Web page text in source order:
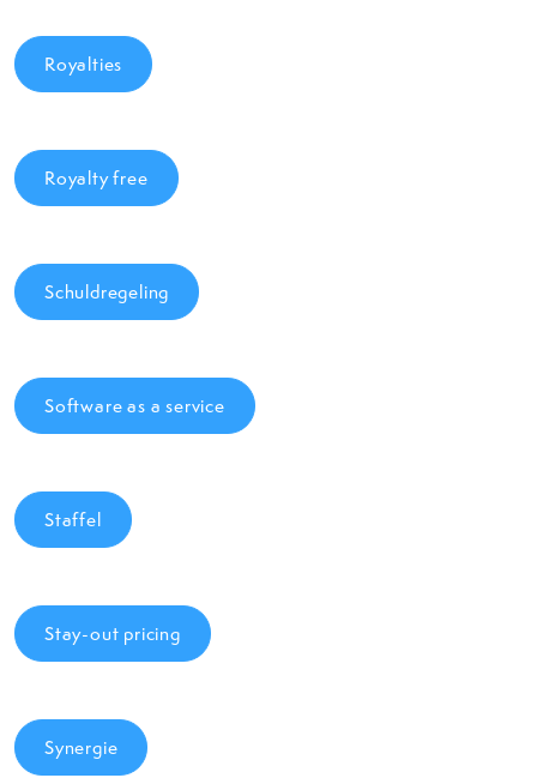
Royalties
Royalty free
Schuldregeling
Software as a service
Staffel
Stay-out pricing
Synergie